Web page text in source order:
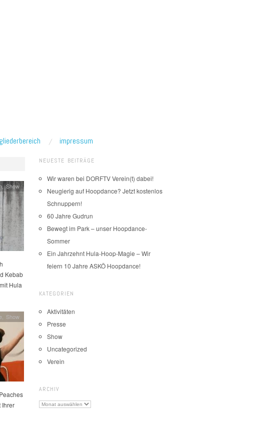
impressum
,Show
Kebab
Hula
Show
Ihrer
NEUESTE BEITRÄGE
Wir waren bei DORFTV Verein(t) dabei!
Neugierig auf Hoopdance? Jetzt kostenlos
Schnuppern!
60 Jahre Gudrun
Bewegt im Park – unser Hoopdance-
Sommer
Ein Jahrzehnt Hula-Hoop-Magie – Wir
feiern 10 Jahre ASKÖ Hoopdance!
KATEGORIEN
Aktivitäten
Presse
Show
Uncategorized
Verein
ARCHIV
Archiv